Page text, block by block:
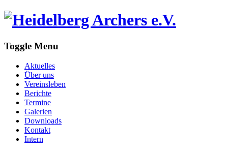
Toggle Menu
Aktuelles
Über uns
Vereinsleben
Berichte
Termine
Galerien
Downloads
Kontakt
Intern